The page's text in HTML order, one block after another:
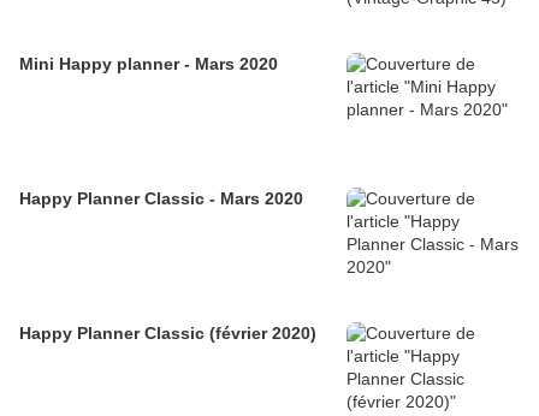
Mini Happy planner - Mars 2020
Happy Planner Classic - Mars 2020
Happy Planner Classic (février 2020)